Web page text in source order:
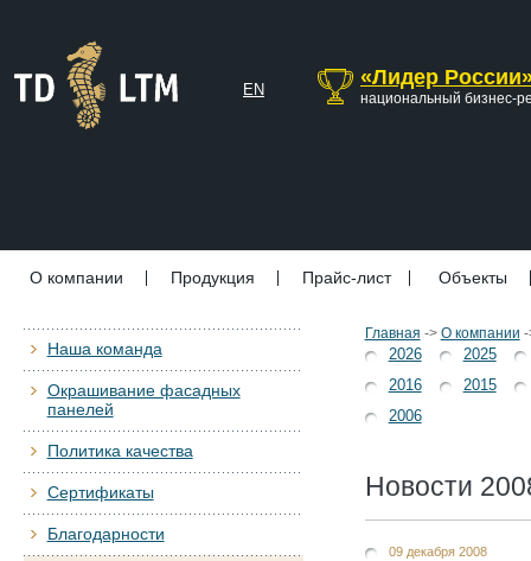
EN
«Лидер
национальный бизнес-
О компании Продукция Прайс-лист Объекты
Главная -> О компании
2026
2025
2016
2015
2006
Новости
09 декабря 2008
Наша команда
Окрашивание фасадных
панелей
Политика качества
Сертификаты
Благодарности